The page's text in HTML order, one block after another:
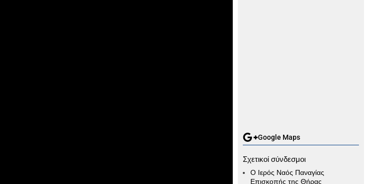
Google Maps
Σχετικοί σύνδεσμοι
O Ιερός Ναός Παναγίας
Επισκοπής της Θήρας